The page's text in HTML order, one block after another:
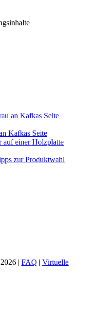
Kafkas Seite
zur Produktwahl
| FAQ | Virtuelle